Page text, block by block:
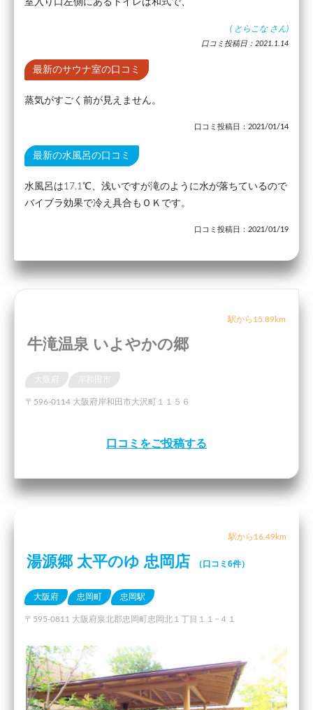
室入り口左側にあるトイレは和式で、
( とらこな さん)
口コミ投稿日：2021.1.14
最新のサウナ室の口コミ
蒸気がすごく前が見えません。
口コミ投稿日：2021/01/14
最新の水風呂の口コミ
水風呂は17.1℃、浅いですが滝のように水が落ちているので
バイブラ効果で冷え具合もＯＫです。
口コミ投稿日：2021/01/19
駅から15.89km
牛滝温泉 いよやかの郷
〒596-0114 大阪府岸和田市大沢町１１５６
口コミをご投稿する
駅から16.49km
湯源郷 太平のゆ 忠岡店 （口コミ6件）
大阪府 忠岡町 忠岡駅
〒595-0811 大阪府泉北郡忠岡町忠岡北１丁目１１−４１